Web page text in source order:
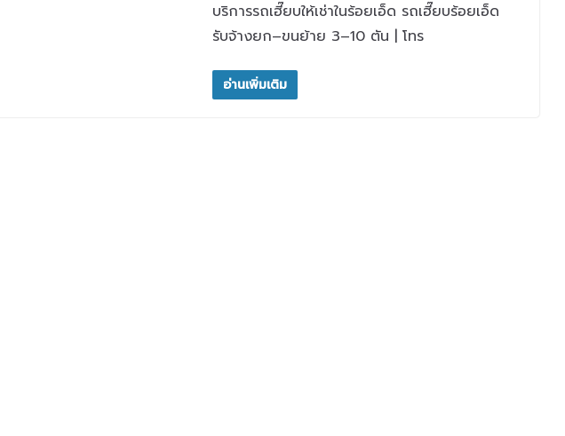
บริการรถเฮี๊ยบให้เช่าในร้อยเอ็ด รถเฮี๊ยบร้อยเอ็ด
รับจ้างยก–ขนย้าย 3–10 ตัน | โทร
อ่านเพิ่มเติม